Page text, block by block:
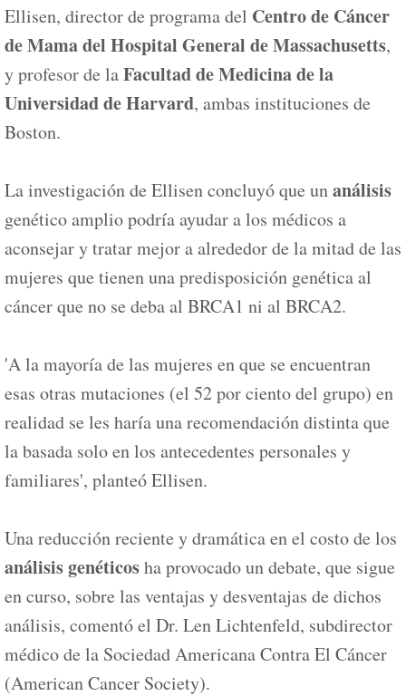
Ellisen, director de programa del Centro de Cáncer
de Mama del Hospital General de Massachusetts,
y profesor de laFacultad de Medicina de la
Universidad de Harvard, ambas instituciones de
Boston.
La investigación de Ellisen concluyó que unanálisis
genético amplio podría ayudar a los médicos a
aconsejar y tratar mejor a alrededor de la mitad de las
mujeres que tienen una predisposición genética al
cáncer que no se deba al BRCA1 ni al BRCA2.
'A la mayoría de las mujeres en que se encuentran
esas otras mutaciones (el 52 por ciento del grupo) en
realidad se les haría una recomendación distinta que
la basada solo en los antecedentes personales y
familiares', planteó Ellisen.
Una reducción reciente y dramática en el costo de los
análisis genéticosha provocado un debate, que sigue
en curso, sobre las ventajas y desventajas de dichos
análisis, comentó el Dr. Len Lichtenfeld, subdirector
médico de la Sociedad Americana Contra El Cáncer
(American Cancer Society).